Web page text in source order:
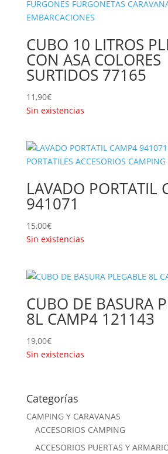
CUBO 10 LITROS
CON ASA COLORES
SURTIDOS 77165
11,90€
Sin existencias
LAVADO PORTATIL
941071
15,00€
Sin existencias
CUBO DE BASURA
8L CAMP4 121143
19,00€
Sin existencias
Categorías
CAMPING Y CARAVANAS
ACCESORIOS CAMPING
ACCESORIOS PUERTAS Y